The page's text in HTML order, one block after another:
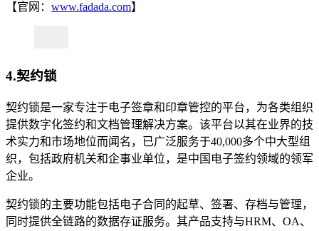
【官网： www.fadada.com】
4.契约锁
契约锁是一家专注于电子签章和印章管控的平台，为各类组织
提供数字化签约和文档管理解决方案。该平台以其在业界的技
术实力和市场地位而闻名，已广泛服务于40,000多个中大型组
织，包括政府机关和企事业单位，是中国电子签约领域的领军
企业。
契约锁的主要功能包括电子合同的起草、签署、存档与管理，
同时提供全链路的数据存证服务。其产品支持与HRM、OA、